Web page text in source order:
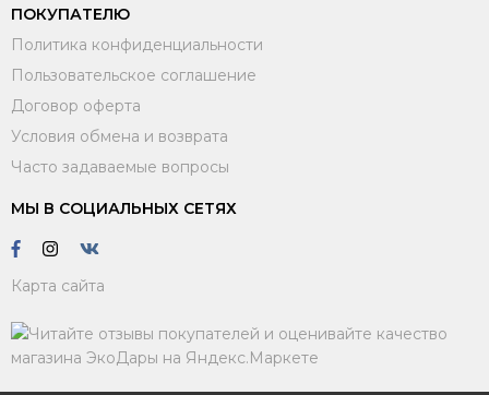
ПОКУПАТЕЛЮ
Политика конфиденциальности
Пользовательское соглашение
Договор оферта
Условия обмена и возврата
Часто задаваемые вопросы
МЫ В СОЦИАЛЬНЫХ СЕТЯХ
Карта сайта